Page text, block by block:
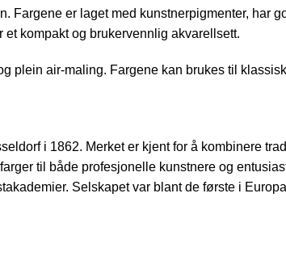
er laget med kunstnerpigmenter, har
kompakt og brukervennlig akvarellsett.
plein air-maling. Fargene kan brukes til
i 1862. Merket er kjent for å kombinere
til både profesjonelle kunstnere og
Selskapet var blant de første i